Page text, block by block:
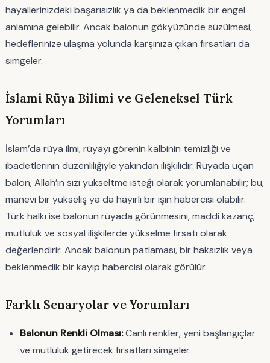
hayallerinizdeki başarısızlık ya da beklenmedik bir engel
anlamına gelebilir. Ancak balonun gökyüzünde süzülmesi,
hedeflerinize ulaşma yolunda karşınıza çıkan fırsatları da
simgeler.
İslami Rüya Bilimi ve Geleneksel Türk
Yorumları
İslam’da rüya ilmi, rüyayı görenin kalbinin temizliği ve
ibadetlerinin düzenliliğiyle yakından ilişkilidir. Rüyada uçan
balon, Allah’ın sizi yükseltme isteği olarak yorumlanabilir; bu,
manevi bir yükseliş ya da hayırlı bir işin habercisi olabilir.
Türk halkı ise balonun rüyada görünmesini, maddi kazanç,
mutluluk ve sosyal ilişkilerde yükselme fırsatı olarak
değerlendirir. Ancak balonun patlaması, bir haksızlık veya
beklenmedik bir kayıp habercisi olarak görülür.
Farklı Senaryolar ve Yorumları
Balonun Renkli Olması:Canlı renkler, yeni başlangıçlar
ve mutluluk getirecek fırsatları simgeler.